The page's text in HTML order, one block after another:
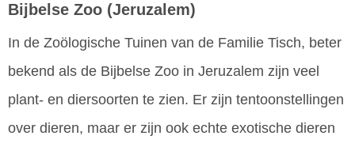
Bijbelse Zoo (Jeruzalem)
In de Zoölogische Tuinen van de Familie Tisch, beter
bekend als de Bijbelse Zoo in Jeruzalem zijn veel
plant- en diersoorten te zien. Er zijn tentoonstellingen
over dieren, maar er zijn ook echte exotische dieren